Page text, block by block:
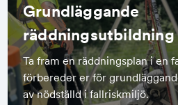
Grundläggande
räddningsutbildning
Ta fram en räddningsplan i en
förbereder er för
av nödställd i fallriskmiljö.